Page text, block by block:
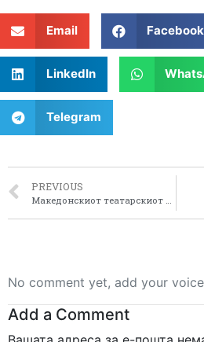
Email Facebook
LinkedIn
Telegram
PREVIOUS
No comment yet, add your
Add a Comment